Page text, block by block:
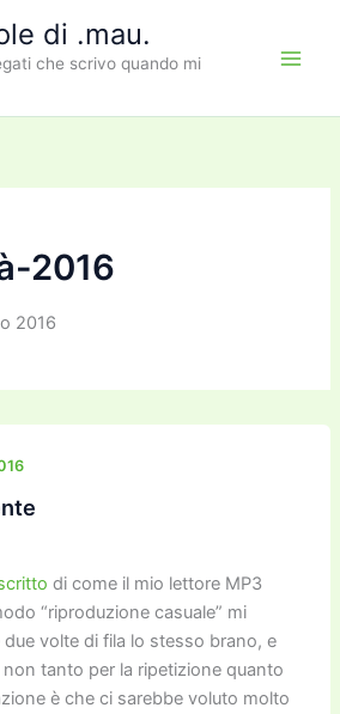
di .mau.
che scrivo quando mi
2016
2016
di come il mio lettore MP3
“riproduzione casuale” mi
volte di fila lo stesso brano, e
tanto per la ripetizione quanto
è che ci sarebbe voluto molto